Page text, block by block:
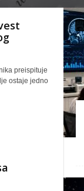
preispituje
ostaje jedno